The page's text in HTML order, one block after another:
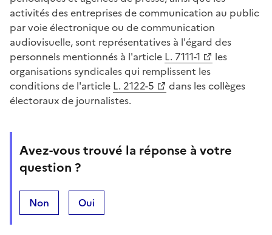
activités des entreprises de communication au public
par voie électronique ou de communication
audiovisuelle, sont représentatives à l'égard des
personnels mentionnés à l'article L. 7111-1
les
organisations syndicales qui remplissent les
conditions de l'article L. 2122-5
dans les collèges
électoraux de journalistes.
Avez-vous trouvé la réponse à votre
question ?
Non Oui